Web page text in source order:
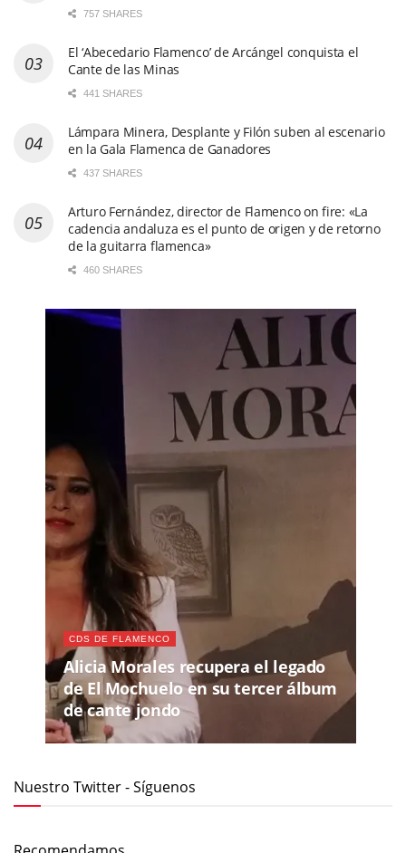
757 SHARES
El ‘Abecedario Flamenco’ de Arcángel conquista el
Cante de las Minas
441 SHARES
Lámpara Minera, Desplante y Filón suben al escenario
en la Gala Flamenca de Ganadores
437 SHARES
Arturo Fernández, director de Flamenco on fire: «La
cadencia andaluza es el punto de origen y de retorno
de la guitarra flamenca»
460 SHARES
CDS DE FLAMENCO
Alicia Morales recupera el legado
de El Mochuelo en su tercer álbum
de cante jondo
Nuestro Twitter - Síguenos